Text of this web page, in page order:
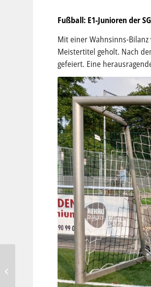
Fußball: E1-Junioren der
Mit einer Wahnsinns-
Meistertitel geholt. Nach
gefeiert. Eine
Volleyball: Mit Pia-Sabrina
Walkenhorst bekommen
die Oberliga-Männer